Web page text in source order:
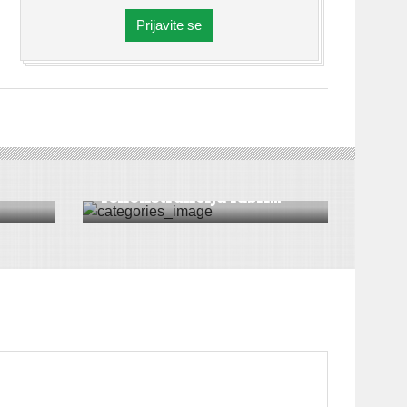
Prijavite se
VESTI
rekonstrukciju fabri...